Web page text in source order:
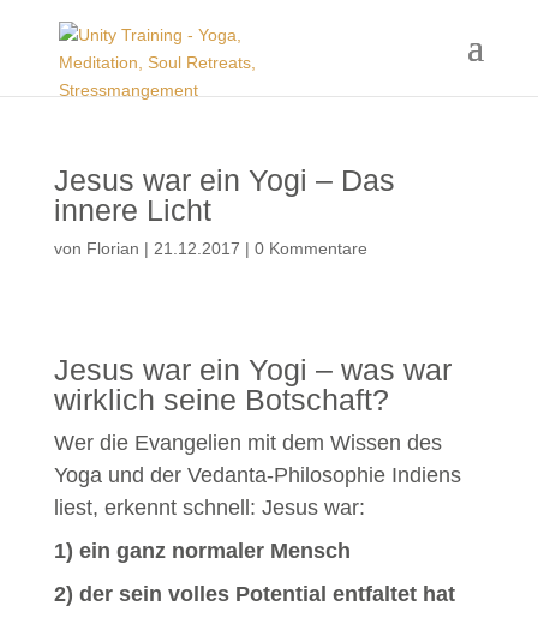
Jesus war ein Yogi – Das
innere Licht
von Florian | 21.12.2017 | 0 Kommentare
Jesus war ein Yogi – was war
wirklich seine Botschaft?
Wer die Evangelien mit dem Wissen des
Yoga und der Vedanta-Philosophie Indiens
liest, erkennt schnell: Jesus war:
1) ein ganz normaler Mensch
2) der sein volles Potential entfaltet hat